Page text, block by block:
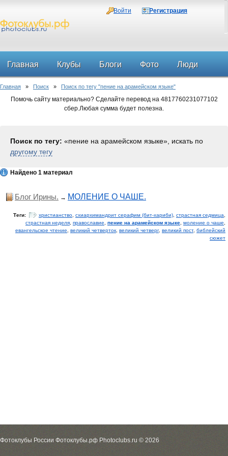
Войти Регистрация
Главная Клубы Блоги Фото Люди
Форум
Главная » Поиск » Поиск по тегу "пение на арамейском языке"
Помочь сайту материально? Сделайте перевод на 4817760231077102
сбер.Любая сумма будет полезна.
Поиск по тегу: «пение на арамейском языке», искать по
другому тегу
Найдено 1 материал
Блог Ирины. → МОЛЕНИЕ О ЧАШЕ.
Теги: христианство схиархимандрит серафим (бит-хариби) страстная седмица
страстная неделя православие пение на арамейском языке моление о чаше
евангельское чтение
великий четверток великий четверг, великий пост, библейский
сюжет
Фотоклубы России Фотоклубы.рф Photoclubs.ru © 2026